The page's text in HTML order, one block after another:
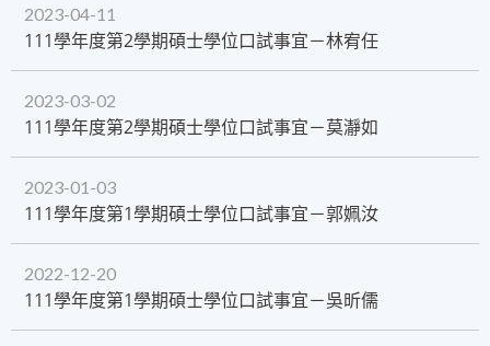
2023-04-11
111學年度第2學期碩士學位口試事宜－林宥任
2023-03-02
111學年度第2學期碩士學位口試事宜－莫瀞如
2023-01-03
111學年度第1學期碩士學位口試事宜－郭姵汝
2022-12-20
111學年度第1學期碩士學位口試事宜－吳昕儒